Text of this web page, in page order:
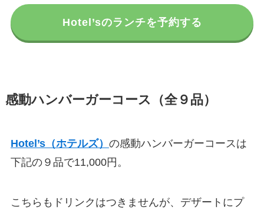
Hotel’sのランチを予約する
感動ハンバーガーコース （全９品）
Hotel’s（ホテルズ） の感動ハンバーガーコースは
下記の９品で11,000円。
こちらもドリンクはつきませんが、デザートにプ